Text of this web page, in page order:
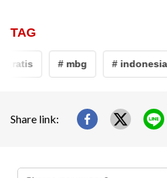
TAG
# mbg # indonesia
Share link: